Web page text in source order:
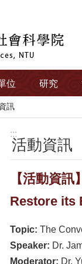
位 研究
訊
:::
活動資訊
【活動資
Restore its
Topic: The
Speaker: Dr.
Moderator: Dr.